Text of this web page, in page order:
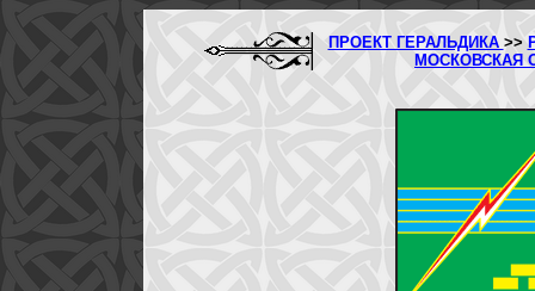
ПРОЕКТ ГЕРАЛЬДИКА >>
МОСКОВСКАЯ